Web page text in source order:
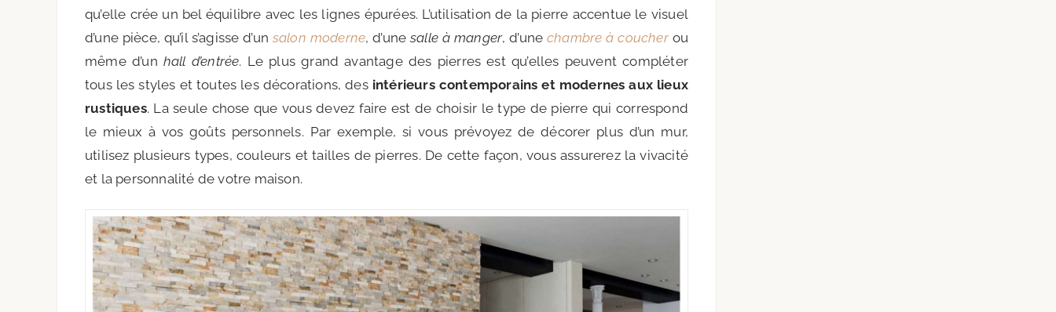
qu’elle crée un bel équilibre avec les lignes épurées. L’utilisation de la pierre accentue le visuel
d’une pièce, qu’il s’agisse d’un salon moderne, d’unesalle à manger, d’unechambre à coucherou
même d’un hall d’entrée. Le plus grand avantage des pierres est qu’elles peuvent compléter
tous les styles et toutes les décorations, des intérieurs contemporains et modernes aux lieux
rustiques. La seule chose que vous devez faire est de choisir le type de pierre qui correspond
le mieux à vos goûts personnels. Par exemple, si vous prévoyez de décorer plus d’un mur,
utilisez plusieurs types, couleurs et tailles de pierres. De cette façon, vous assurerez la vivacité
et la personnalité de votre maison.